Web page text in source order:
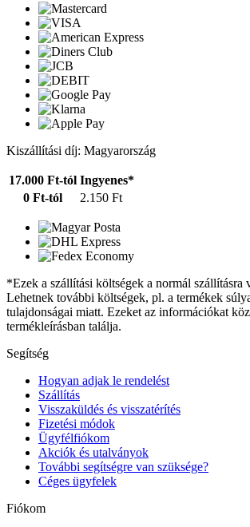
Kiszállítási díj: Magyarország
17.000 Ft-tól Ingyenes*
0 Ft-tól
2.150 Ft
*Ezek a szállítási költségek a normál szállításra
Lehetnek további költségek, pl. a termékek
tulajdonságai miatt. Ezeket az információkat
termékleírásban találja.
Segítség
Hogyan adjak le rendelést
Szállítás
Visszaküldés és visszatérítés
Fizetési módok
Ügyfélfiókom
Akciók és utalványok
További segítségre van szüksége?
Céges ügyfelek
Fiókom